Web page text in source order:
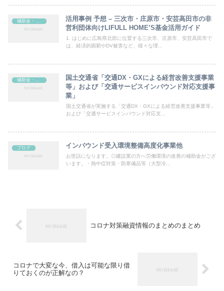
補助金・助成金
活用事例 予想 – 三次市・庄原市・安芸高田市の非
営利団体向けLIFULL HOME’S基金活用ガイド
1. はじめに広島県北部に位置する三次市、庄原市、安芸高田市で
は、経済的困窮やDV被害など、様々な理...
補助金・助成金
国土交通省「交通DX・GXによる経営改善支援事業
等」および「交通サービスインバウンド対応支援事
業」
国土交通省が実施する「交通DX・GXによる経営改善支援事業等」
および「交通サービスインバウンド対応支...
ブログ インバウンド受入環境整備高度化事業他
お世話になります。◎建設業の方へ労働環境の改善の補助金がござ
います。・熱中症対策・防寒備品等（大型冷...
コロナ対策融資情報のまとめのまとめ
コロナで大変な今、借入は可能な限り借
りておくのが正解なの？